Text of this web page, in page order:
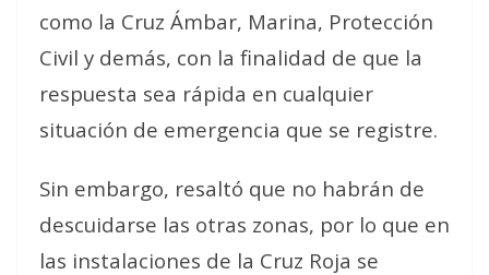
como la Cruz Ámbar, Marina, Protección
Civil y demás, con la finalidad de que la
respuesta sea rápida en cualquier
situación de emergencia que se registre.
Sin embargo, resaltó que no habrán de
descuidarse las otras zonas, por lo que en
las instalaciones de la Cruz Roja se